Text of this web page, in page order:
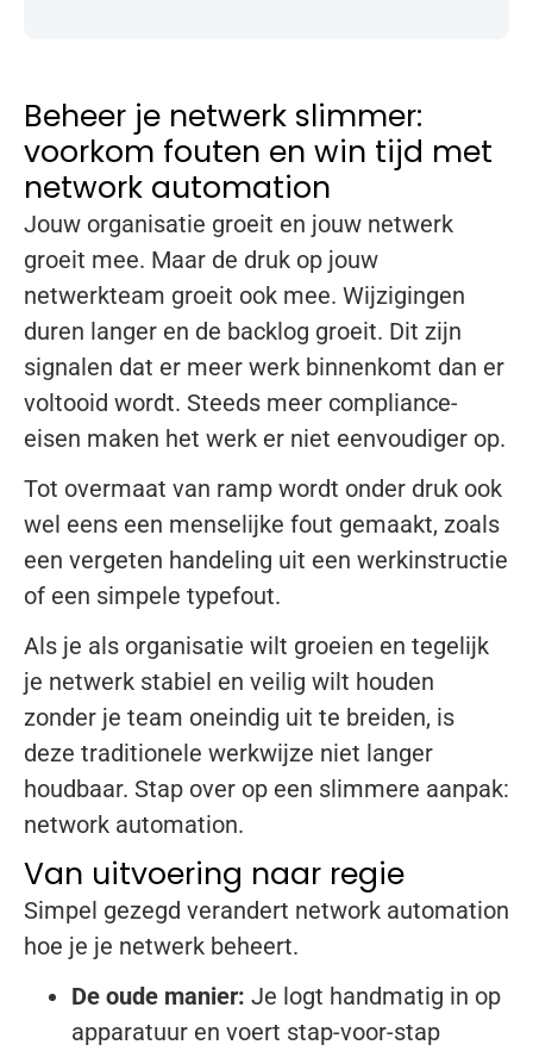
Beheer je netwerk slimmer:
voorkom fouten en win tijd met
network automation
Jouw organisatie groeit en jouw netwerk
groeit mee. Maar de druk op jouw
netwerkteam groeit ook mee. Wijzigingen
duren langer en de backlog groeit. Dit zijn
signalen dat er meer werk binnenkomt dan er
voltooid wordt. Steeds meer compliance-
eisen maken het werk er niet eenvoudiger op.
Tot overmaat van ramp wordt onder druk ook
wel eens een menselijke fout gemaakt, zoals
een vergeten handeling uit een werkinstructie
of een simpele typefout.
Als je als organisatie wilt groeien en tegelijk
je netwerk stabiel en veilig wilt houden
zonder je team oneindig uit te breiden, is
deze traditionele werkwijze niet langer
houdbaar. Stap over op een slimmere aanpak:
network automation.
Van uitvoering naar regie
Simpel gezegd verandert network automation
hoe je je netwerk beheert.
De oude manier: Je logt handmatig in op
apparatuur en voert stap-voor-stap